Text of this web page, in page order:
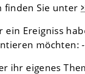
finden Sie unter
Ereigniss
möchten:
ihr eigenes